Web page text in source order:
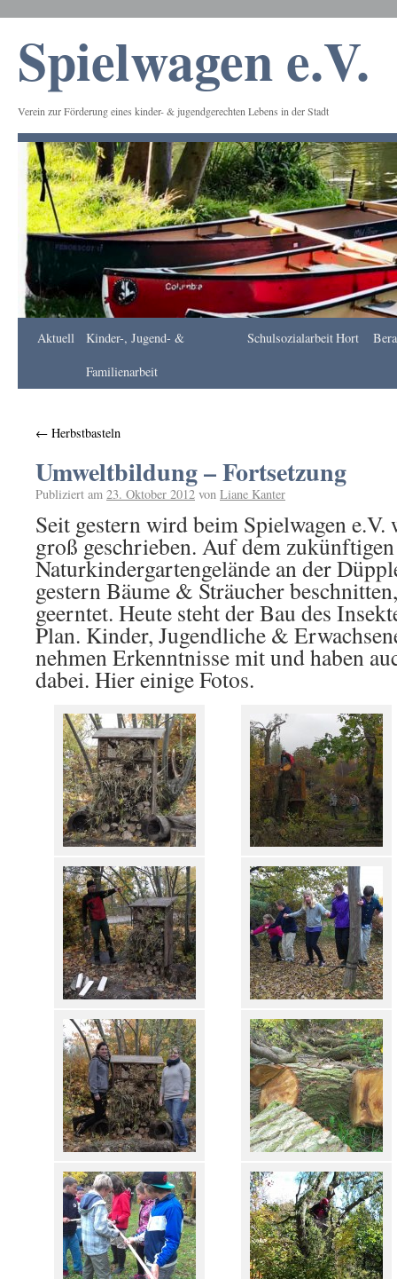
Spielwagen e.V.
Verein zur Förderung eines kinder- & jugendgerechten Lebens in der Stadt
Apotheke
Aktuell
Kinder-, Jugend- &
Familienarbeit
SchulsozialarbeitHort
← Herbstbasteln
Umweltbildung – Fortsetzung
Publiziert am 23. Oktober 2012 von Liane Kanter
Seit gestern wird beim Spielwagen
groß geschrieben. Auf dem zukünftigen
Naturkindergartengelände an der
gestern Bäume & Sträucher
geerntet. Heute steht der Bau des
Plan. Kinder, Jugendliche &
nehmen Erkenntnisse mit und haben
dabei. Hier einige Fotos.